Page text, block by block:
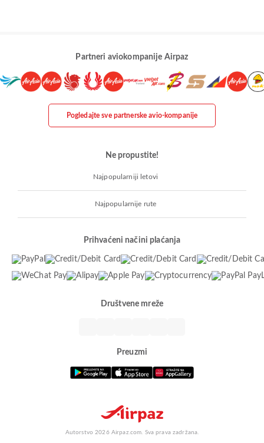
Partneri aviokompanije Airpaz
Pogledajte sve partnerske avio-kompanije
Ne propustite!
Najpopularniji letovi
Najpopularnije rute
Prihvaćeni načini plaćanja
Društvene mreže
Preuzmi
Autorstvo 2026 Airpaz.com. Sva prava zadržana.